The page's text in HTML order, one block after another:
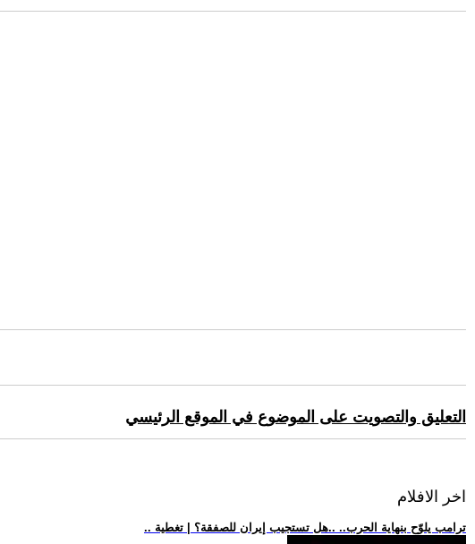
التعليق والتصويت على الموضوع في الموقع الرئيسي
اخر الافلام
.. ترامب يلوّح بنهاية الحرب.. ..هل تستجيب إيران للصفقة؟ | تغطية